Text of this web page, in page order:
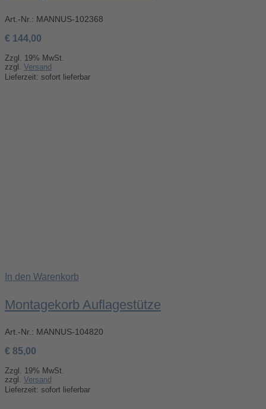
Art.-Nr.: MANNUS-102368
€ 144,00
Zzgl. 19% MwSt.
zzgl. Versand
Lieferzeit: sofort lieferbar
In den Warenkorb
Montagekorb Auflagestütze
Art.-Nr.: MANNUS-104820
€ 85,00
Zzgl. 19% MwSt.
zzgl. Versand
Lieferzeit: sofort lieferbar